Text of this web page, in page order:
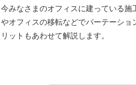
今みなさまのオフィスに建っている
やオフィスの移転などでパーテーシ
リットもあわせて解説します。